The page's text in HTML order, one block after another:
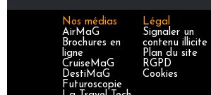
Nos médias
AirMaG
Brochures en
ligne
CruiseMaG
DestiMaG
Futuroscopie
Légal
Signaler un
contenu illicite
Plan du site
RGPD
Cookies